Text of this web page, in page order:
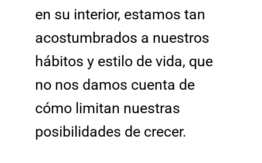
en su interior, estamos tan
acostumbrados a nuestros
hábitos y estilo de vida, que
no nos damos cuenta de
cómo limitan nuestras
posibilidades de crecer.